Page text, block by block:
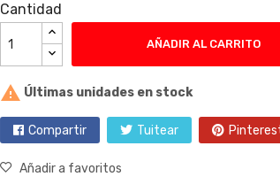
Cantidad
AÑADIR AL CARRITO
 Últimas unidades en stock
Compartir Tuitear
Añadir a favoritos